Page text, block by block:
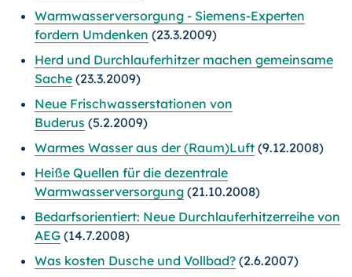
Warmwasserversorgung - Siemens-Experten
fordern Umdenken (23.3.2009)
Herd und Durchlauferhitzer machen gemeinsame
Sache (23.3.2009)
Neue Frischwasserstationen von
Buderus (5.2.2009)
Warmes Wasser aus der (Raum)Luft (9.12.2008)
Heiße Quellen für die dezentrale
Warmwasserversorgung (21.10.2008)
Bedarfsorientiert: Neue Durchlauferhitzerreihe von
AEG (14.7.2008)
Was kosten Dusche und Vollbad? (2.6.2007)